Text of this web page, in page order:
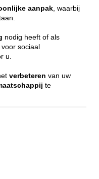
aanpak , waarbij
nodig heeft of als
sociaal
u.
verbeteren van uw
te